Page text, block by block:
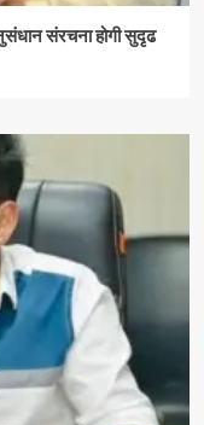
संरचना होगी सुदृढ